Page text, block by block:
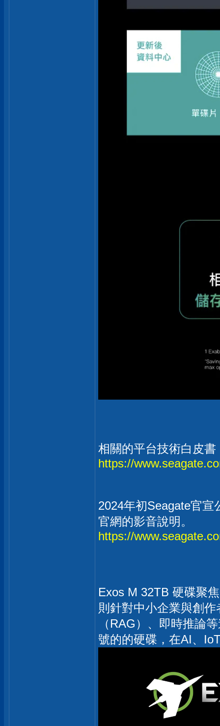
相關的平台技術白皮
https://
2024年初Seagate官
官網的影音說明。
https://
Exos M 32TB 硬碟聚
則針對中小企業與創
（RAG）、即時推論
號的的硬碟，在AI、